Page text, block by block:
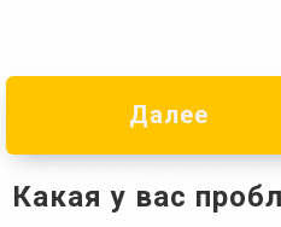
Далее
Какая у вас